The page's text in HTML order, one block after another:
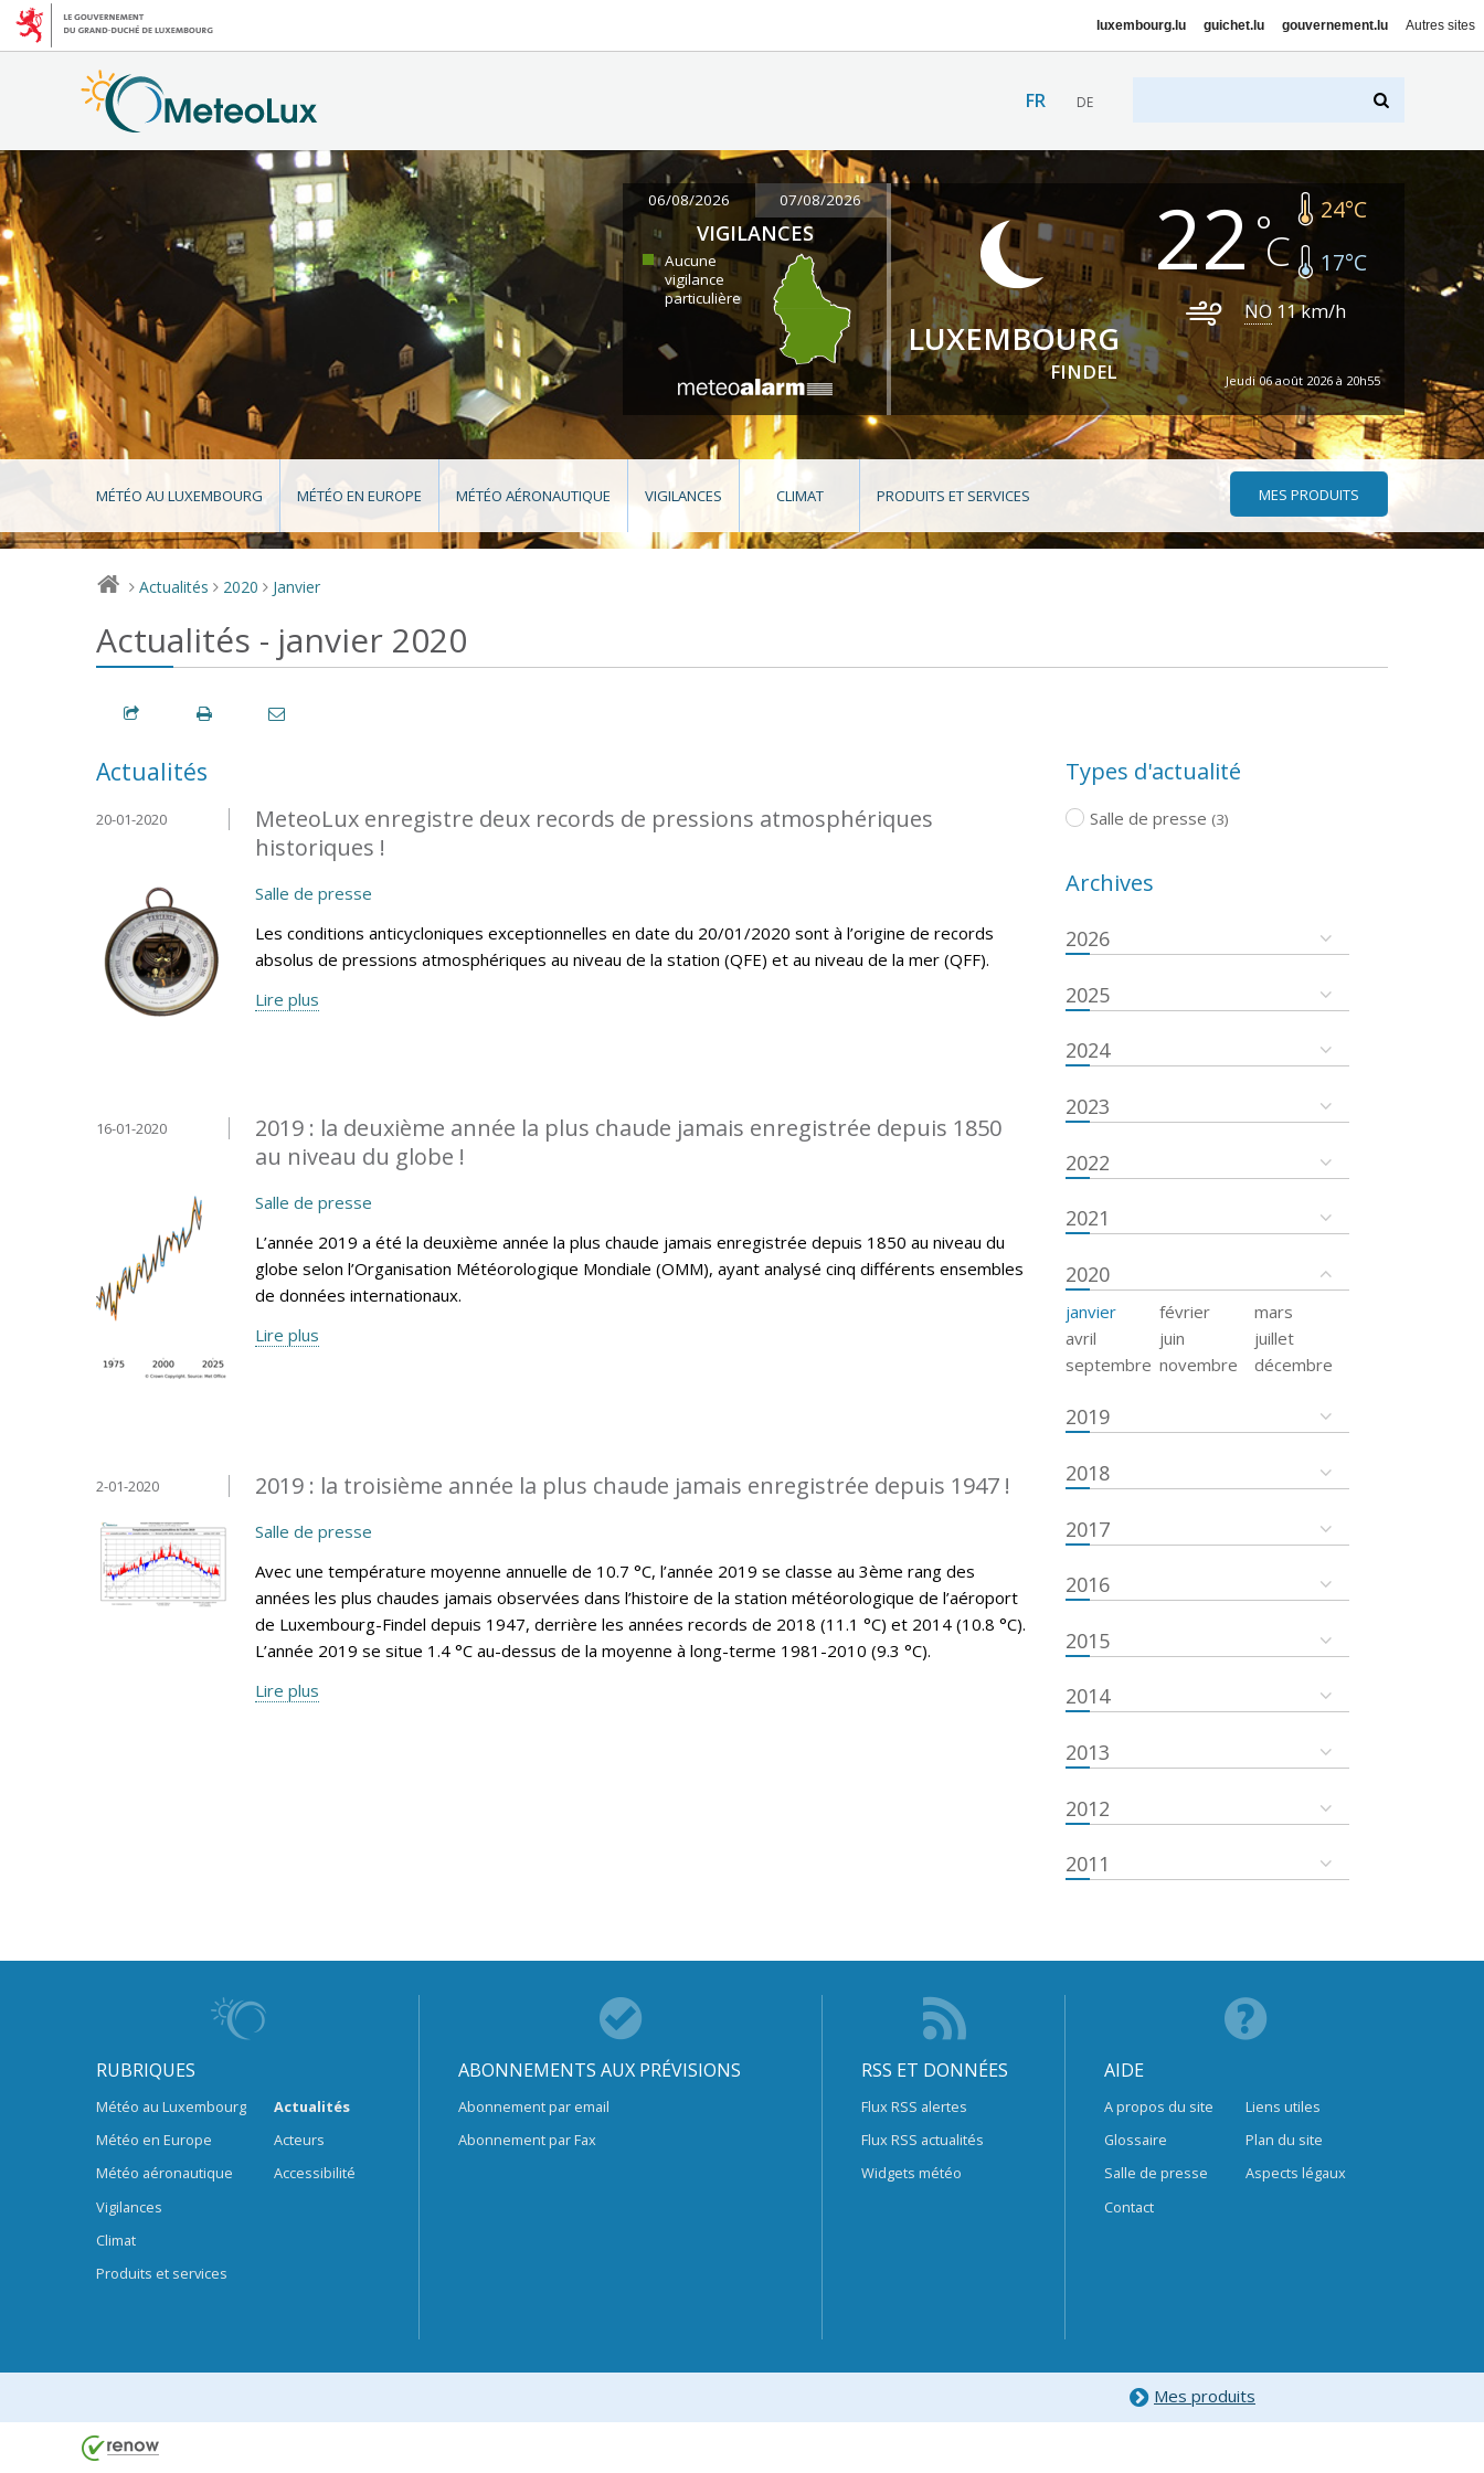
luxembourg.lu guichet.lu gouvernement.lu Autres sites
FR DE
06/08/2026 07/08/2026
VIGILANCES
Aucune
vigilance
particulière
LUXEMBOURG
FINDEL
22 24°C
17°C
NO 11km/h
Jeudi 06 août 2026 à 20h55
MÉTÉO AU LUXEMBOURG MÉTÉO EN EUROPE MÉTÉO AÉRONAUTIQUE VIGILANCES CLIMAT PRODUITS ET SERVICES MES PRODUITS
> Actualités > 2020 > Janvier
Actualités - janvier 2020
Actualités
MeteoLux enregistre deux records de pressions atmosphériques
historiques !
20-01-2020
Salle de presse
Les conditions anticycloniques exceptionnelles en date du 20/01/2020 sont à l’origine de records
absolus de pressions atmosphériques au niveau de la station (QFE) et au niveau de la mer (QFF).
Lire plus
2019 : la deuxième année la plus chaude jamais enregistrée depuis 1850
au niveau du globe !
16-01-2020
Salle de presse
L’année 2019 a été la deuxième année la plus chaude jamais enregistrée depuis 1850 au niveau du
globe selon l’Organisation Météorologique Mondiale (OMM), ayant analysé cinq différents ensembles
de données internationaux.
Lire plus
2019 : la troisième année la plus chaude jamais enregistrée depuis 1947 !
2-01-2020
Salle de presse
Avec une température moyenne annuelle de 10.7 °C, l’année 2019 se classe au 3ème rang des
années les plus chaudes jamais observées dans l’histoire de la station météorologique de l’aéroport
de Luxembourg-Findel depuis 1947, derrière les années records de 2018 (11.1 °C) et 2014 (10.8 °C).
L’année 2019 se situe 1.4 °C au-dessus de la moyenne à long-terme 1981-2010 (9.3 °C).
Lire plus
Types d'actualité
Salle de presse (3)
Archives
2026
2025
2024
2023
2022
2021
2020
janvier février
mars
avril
juin
juillet
septembre novembre décembre
2019
2018
2017
2016
2015
2014
2013
2012
2011
RUBRIQUES
Météo au Luxembourg
Météo en Europe
Météo aéronautique
Vigilances
Climat
Produits et services
Actualités
Acteurs
Accessibilité
ABONNEMENTS AUX PRÉVISIONS
Abonnement par email
Abonnement par Fax
RSS ET DONNÉES
Flux RSS alertes
Flux RSS actualités
Widgets météo
AIDE
A propos du site
Glossaire
Salle de presse
Contact
Liens utiles
Plan du site
Aspects légaux
Mes produits